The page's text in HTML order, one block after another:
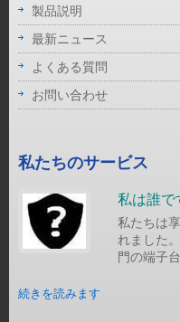
製品説明
最新ニュース
よくある質問
お問い合わせ
私たちのサービス
私は誰で
私たちは
れました
門の端子
続きを読みます